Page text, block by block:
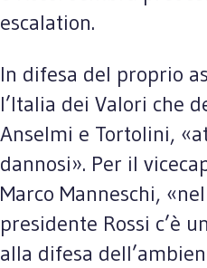
escalation.
In difesa del proprio
l’Italia dei Valori che
Anselmi e Tortolini,
dannosi». Per il
Marco Manneschi,
presidente Rossi c’è
alla difesa